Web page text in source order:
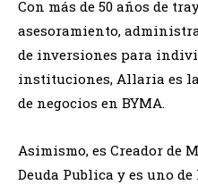
Con más de 50 años de
asesoramiento,
de inversiones para
instituciones, Allaria es
de negocios en BYMA.
Asimismo, es Creador de
Deuda Publica y es uno